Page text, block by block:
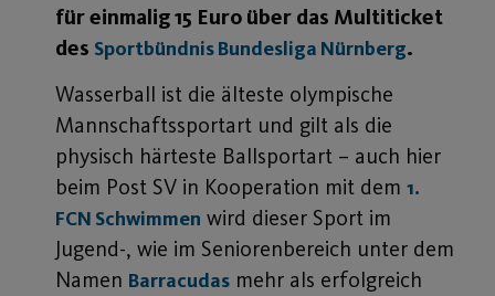
für einmalig 15 Euro über das Multiticket
des Sportbündnis Bundesliga Nürnberg.
Wasserball ist die älteste olympische
Mannschaftssportart und gilt als die
physisch härteste Ballsportart – auch hier
beim Post SV in Kooperation mit dem 1.
FCN Schwimmen wird dieser Sport im
Jugend-, wie im Seniorenbereich unter dem
Namen Barracudas mehr als erfolgreich